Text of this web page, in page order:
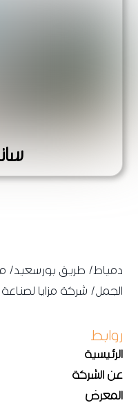
دمياط/ طريق بورسعيد/
الجمل/ شركة مزايا لصناعة
روابط
الرئيسية
عن الشركة
المعرض